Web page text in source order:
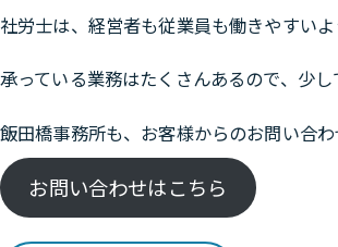
社労士は、経営者も従業員も働きやすい
承っている業務はたくさんあるので、少
飯田橋事務所も、お客様からのお問い合
お問い合わせはこちら